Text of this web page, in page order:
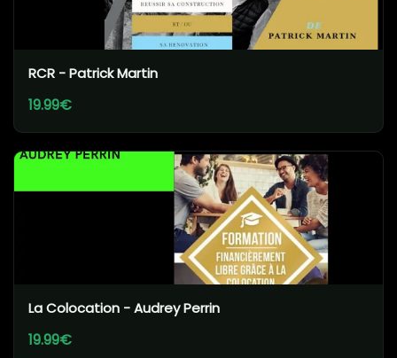
RCR - Patrick Martin
19.99€
La Colocation - Audrey Perrin
19.99€